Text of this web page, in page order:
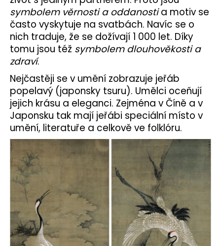
symbolem věrnosti a oddanostia motiv se
často vyskytuje na svatbách. Navíc se o
nich traduje, že se dožívají 1 000 let. Díky
tomu jsou též symbolem dlouhověkosti a
zdraví.
Nejčastěji se v umění zobrazuje jeřáb
popelavý (japonsky tsuru). Umělci oceňují
jejich krásu a eleganci. Zejména v Číně a v
Japonsku tak mají jeřábi speciální místo v
umění, literatuře a celkově ve folklóru.